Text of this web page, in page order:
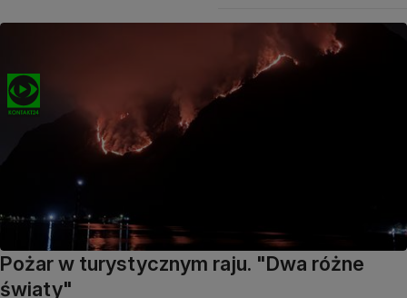
Pożar w turystycznym raju. "Dwa różne
światy"